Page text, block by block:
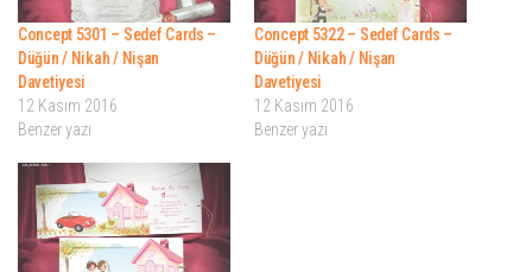
Concept 5301 – Sedef Cards –
Düğün / Nikah / Nişan
Davetiyesi
12 Kasım 2016
Benzer yazı
Concept 5322 – Sedef Cards –
Düğün / Nikah / Nişan
Davetiyesi
12 Kasım 2016
Benzer yazı